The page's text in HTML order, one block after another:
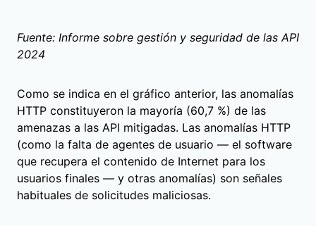
Fuente: Informe sobre gestión y seguridad de las API
2024
Como se indica en el gráfico anterior, las anomalías
HTTP constituyeron la mayoría (60,7 %) de las
amenazas a las API mitigadas. Las anomalías HTTP
(como la falta de agentes de usuario — el software
que recupera el contenido de Internet para los
usuarios finales — y otras anomalías) son señales
habituales de solicitudes maliciosas.